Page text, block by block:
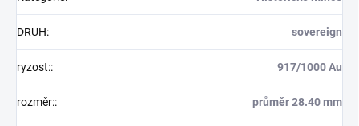
DRUH: sovereign
ryzost:: 917/1000 Au
rozměr:: průměr 28.40 mm